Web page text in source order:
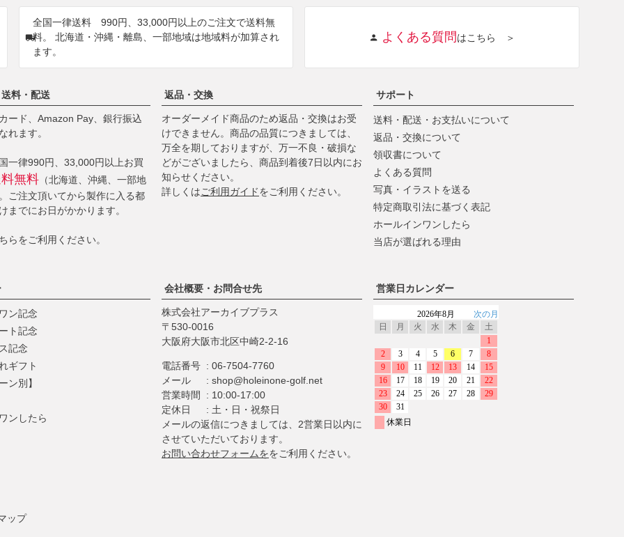
全国一律送料 990円、33,000円以上のご注文で送料無
料。 北海道・沖縄・離島、一部地域は地域料が加算され
ます。
よくある質問はこちら ＞
料・配送
ード、Amazon Pay、銀行振込
れます。
一律990円、33,000円以上お買
無料 （北海道、沖縄、一部地
ご注文頂いてから製作に入る都
までにお日がかかります。
らをご利用ください。
返品・交換
オーダーメイド商品のため返品・交換はお受
けできません。商品の品質につきましては、
万全を期しておりますが、万一不良・破損な
どがございましたら、商品到着後7日以内にお
知らせください。
詳しくはご利用ガイドをご利用ください。
サポート
送料・配送・お支払いについて
返品・交換について
領収書について
よくある質問
写真・イラストを送る
特定商取引法に基づく表記
ホールインワンしたら
当店が選ばれる理由
ン記念
ト記念
記念
ギフト
ン別】
ンしたら
会社概要・お問合せ先
株式会社アーカイブプラス
530-0016
大阪府大阪市北区中崎2-2-16
電話番号
06-7504-7760
メール
shop@holeinone-golf.net
営業時間
10:00-17:00
定休日
土・日・祝祭日
メールの返信につきましては、2営業日以内に
させていただいております。
お問い合わせフォームををご利用ください。
営業日カレンダー
ップ